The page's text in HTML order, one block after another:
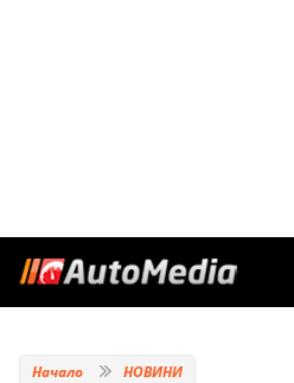
Начало НОВИНИ